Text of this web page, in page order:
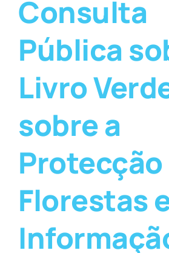
Consulta
Pública
Livro
sobre a
Protecção
Florestas